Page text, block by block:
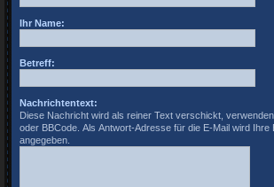
Ihr Name:
Betreff:
Nachrichtentext:
Diese Nachricht wird als reiner Text verschickt, verwenden
oder BBCode. Als Antwort-Adresse für die E-Mail wird Ihre
angegeben.